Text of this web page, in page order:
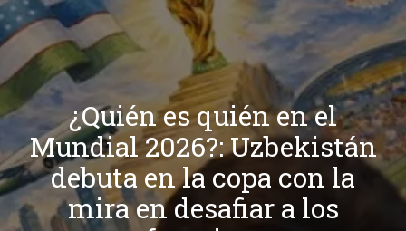
¿Quién es quién en el
Mundial 2026?: Uzbekistán
debuta en la copa con la
mira en desafiar a los